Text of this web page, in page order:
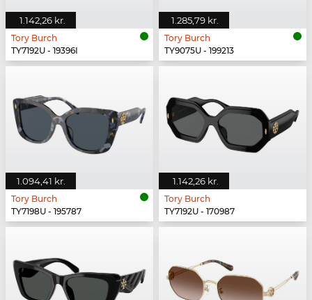
1.142,26 kr.
Tory Burch
TY7192U - 19396I
1.285,79 kr.
Tory Burch
TY9075U - 199213
1.094,41 kr.
Tory Burch
TY7198U - 195787
1.142,26 kr.
Tory Burch
TY7192U - 170987